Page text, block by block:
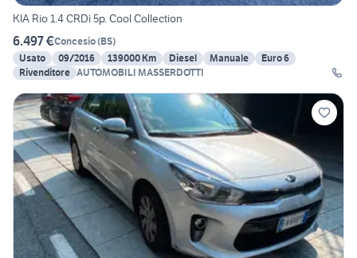
KIA Rio 1.4 CRDi 5p. Cool Collection
6.497 €Concesio(BS)
Usato
09/2016 139000 Km Diesel Manuale
Euro 6
Rivenditore AUTOMOBILI MASSERDOTTI